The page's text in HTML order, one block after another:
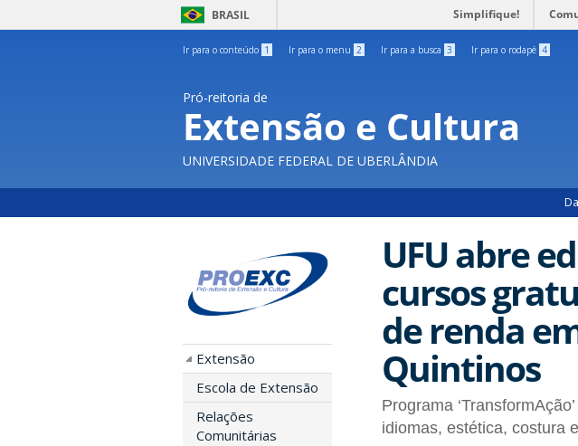
BRASIL Simplifique!
Ir para o conteúdo 1 Ir para o menu 2 Ir para a busca 3 Ir para o rodapé 4
Pró-reitoria de
Extensão e Cultura
UNIVERSIDADE FEDERAL DE UBERLÂNDIA
Extensão
Escola de Extensão
Relações
Comunitárias
UFU abre
cursos
de renda
Quintinos
Programa
idiomas, estética, costura